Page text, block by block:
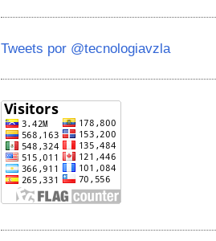
Tweets por @tecnologiavzla